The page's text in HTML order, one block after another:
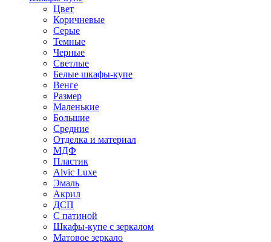
Цвет
Коричневые
Серые
Темные
Черные
Светлые
Белые шкафы-купе
Венге
Размер
Маленькие
Большие
Средние
Отделка и материал
МДФ
Пластик
Alvic Luxe
Эмаль
Акрил
ДСП
С патиной
Шкафы-купе с зеркалом
Матовое зеркало